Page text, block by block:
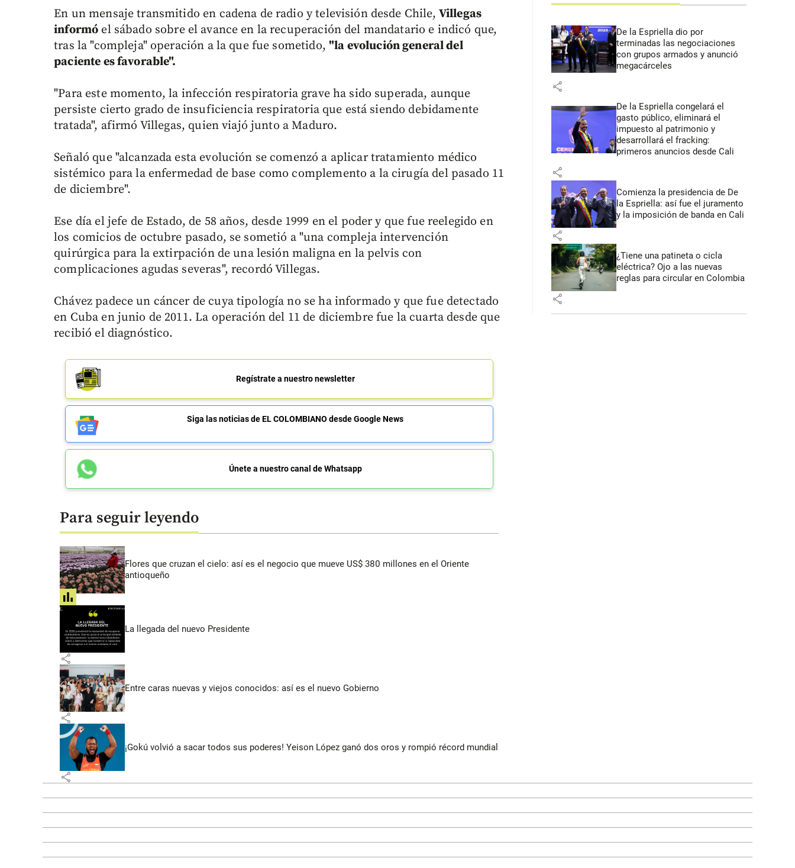
En un mensaje transmitido en cadena de radio y televisión desde Chile, Villegas
informó el sábado sobre el avance en la recuperación del mandatario e indicó que,
tras la "compleja" operación a la que fue sometido, "la evolución general del
paciente es favorable".
"Para este momento, la infección respiratoria grave ha sido superada, aunque
persiste cierto grado de insuficiencia respiratoria que está siendo debidamente
tratada", afirmó Villegas, quien viajó junto a Maduro.
Señaló que "alcanzada esta evolución se comenzó a aplicar tratamiento médico
sistémico para la enfermedad de base como complemento a la cirugía del pasado 11
de diciembre".
Ese día el jefe de Estado, de 58 años, desde 1999 en el poder y que fue reelegido en
los comicios de octubre pasado, se sometió a "una compleja intervención
quirúrgica para la extirpación de una lesión maligna en la pelvis con
complicaciones agudas severas", recordó Villegas.
Chávez padece un cáncer de cuya tipología no se ha informado y que fue detectado
en Cuba en junio de 2011. La operación del 11 de diciembre fue la cuarta desde que
recibió el diagnóstico.
Regístrate a nuestro newsletter
Siga las noticias de EL COLOMBIANO desde Google News
Únete a nuestro canal de Whatsapp
Para seguir leyendo
Flores que cruzan el cielo: así es el negocio que mueve US$ 380 millones en el Oriente
antioqueño
share
La llegada del nuevo Presidente
share
Entre caras nuevas y viejos conocidos: así es el nuevo Gobierno
share
¡Gokú volvió a sacar todos sus poderes! Yeison López ganó dos oros y rompió récord mundial
share
De la Espriella dio por
terminadas las negociaciones
con grupos armados y anunció
megacárceles
share
De la Espriella congelará el
gasto público, eliminará el
impuesto al patrimonio y
desarrollará el fracking:
primeros anuncios desde Cali
share
Comienza la presidencia de De
la Espriella: así fue el juramento
y la imposición de banda en Cali
share
¿Tiene una patineta o cicla
eléctrica? Ojo a las nuevas
reglas para circular en Colombia
share